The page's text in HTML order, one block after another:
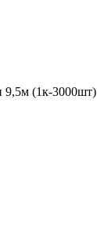
9,5м (1к-3000шт)